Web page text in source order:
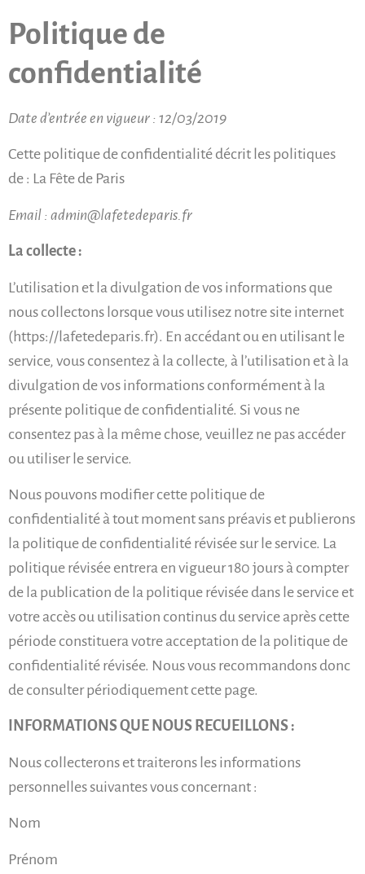
Politique de
confidentialité
Date d’entrée en vigueur : 12/03/2019
Cette politique de confidentialité décrit les politiques
de : La Fête de Paris
Email : admin@lafetedeparis.fr
La collecte :
L’utilisation et la divulgation de vos informations que
nous collectons lorsque vous utilisez notre site internet
(https://lafetedeparis.fr). En accédant ou en utilisant le
service, vous consentez à la collecte, à l’utilisation et à la
divulgation de vos informations conformément à la
présente politique de confidentialité. Si vous ne
consentez pas à la même chose, veuillez ne pas accéder
ou utiliser le service.
Nous pouvons modifier cette politique de
confidentialité à tout moment sans préavis et publierons
la politique de confidentialité révisée sur le service. La
politique révisée entrera en vigueur 180 jours à compter
de la publication de la politique révisée dans le service et
votre accès ou utilisation continus du service après cette
période constituera votre acceptation de la politique de
confidentialité révisée. Nous vous recommandons donc
de consulter périodiquement cette page.
INFORMATIONS QUE NOUS RECUEILLONS :
Nous collecterons et traiterons les informations
personnelles suivantes vous concernant :
Nom
Prénom